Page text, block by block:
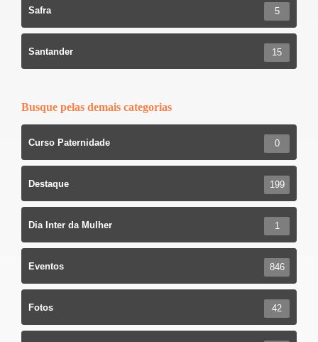
Safra 5
Santander 15
Busque pelas demais categorias
Curso Paternidade 0
Destaque 199
Dia Inter da Mulher 1
Eventos 846
Fotos 42